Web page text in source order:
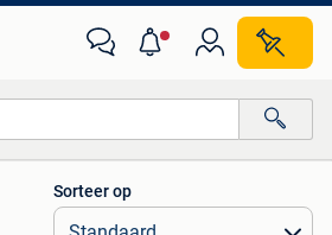
Alle afstanden…
Sorteer op